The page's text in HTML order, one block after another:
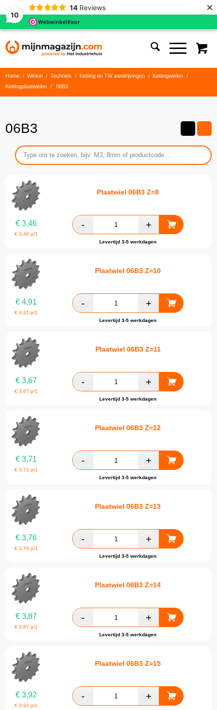
10
14 Reviews ×
Home / Winkel / Techniek / Ketting en TW aandrijvingen / Kettingwielen
/
Kettingplaatwielen
/ 06B3
06B3
Plaatwiel 06B3 Z=8
€ 3,46
€3,46 p/1
Levertijd 3-5 werkdagen
Plaatwiel 06B3 Z=10
€ 4,91
€4,91 p/1
Levertijd 3-5 werkdagen
Plaatwiel 06B3 Z=11
€ 3,67
€3,67 p/1
Levertijd 3-5 werkdagen
Plaatwiel 06B3 Z=12
€ 3,71
€3,71 p/1
Levertijd 3-5 werkdagen
Plaatwiel 06B3 Z=13
€ 3,76
€3,76 p/1
Levertijd 3-5 werkdagen
Plaatwiel 06B3 Z=14
€ 3,87
€3,87 p/1
Levertijd 3-5 werkdagen
Plaatwiel 06B3 Z=15
€ 3,92
€3,92 p/1